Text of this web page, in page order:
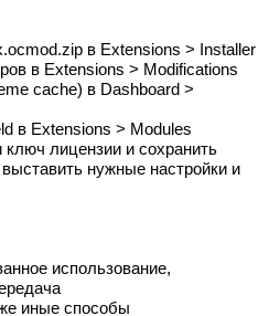
в Extensions > Installer
в Extensions > Modifications
cache) в Dashboard >
в Extensions > Modules
лицензии и сохранить
нужные настройки и
использование,
иные способы